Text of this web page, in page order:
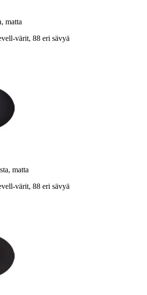
matta
värit, 88 eri sävyä
matta
värit, 88 eri sävyä